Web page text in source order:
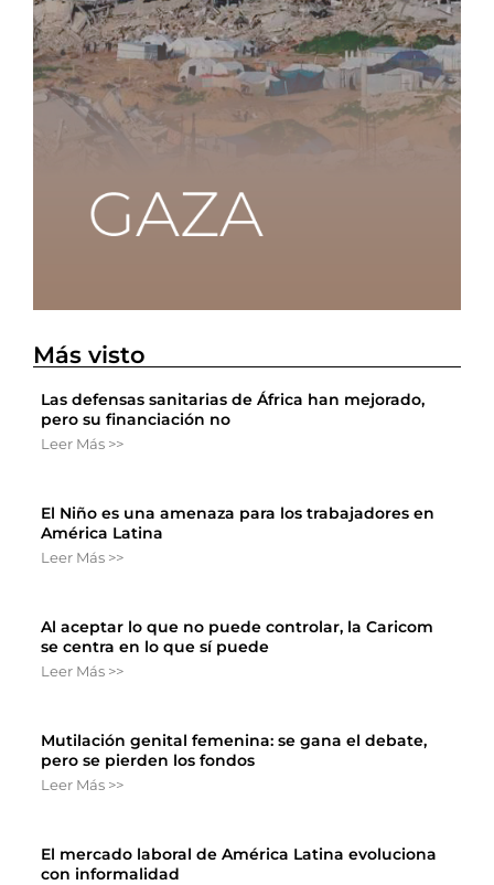
Más visto
Las defensas sanitarias de África han mejorado,
pero su financiación no
Leer Más >>
El Niño es una amenaza para los trabajadores en
América Latina
Leer Más >>
Al aceptar lo que no puede controlar, la Caricom
se centra en lo que sí puede
Leer Más >>
Mutilación genital femenina: se gana el debate,
pero se pierden los fondos
Leer Más >>
El mercado laboral de América Latina evoluciona
con informalidad